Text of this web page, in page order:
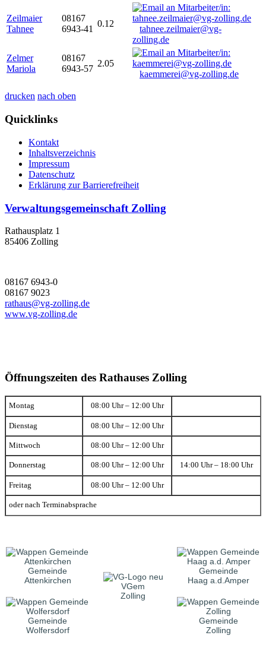
Zeilmaier
Tahnee
08167
6943-41
0.12
tahnee.zeilmaier@vg-
zolling.de
Zelmer
Mariola
08167
6943-57
2.05
kaemmerei@vg-zolling.de
drucken nach oben
Quicklinks
Kontakt
Inhaltsverzeichnis
Impressum
Datenschutz
Erklärung zur Barrierefreiheit
Verwaltungsgemeinschaft Zolling
Rathausplatz 1
85406 Zolling
08167 6943-0
08167 9023
rathaus@vg-zolling.de
www.vg-zolling.de
Öffnungszeiten des Rathauses Zolling
Montag 08:00 Uhr – 12:00 Uhr
Dienstag 08:00 Uhr – 12:00 Uhr
Mittwoch 08:00 Uhr – 12:00 Uhr
Donnerstag 08:00 Uhr – 12:00 Uhr 14:00 Uhr – 18:00 Uhr
Freitag 08:00 Uhr – 12:00 Uhr
oder nach Terminabsprache
Gemeinde
Attenkirchen
VGem
Zolling
Gemeinde
Haag a.d.Amper
Gemeinde
Wolfersdorf
Gemeinde
Zolling